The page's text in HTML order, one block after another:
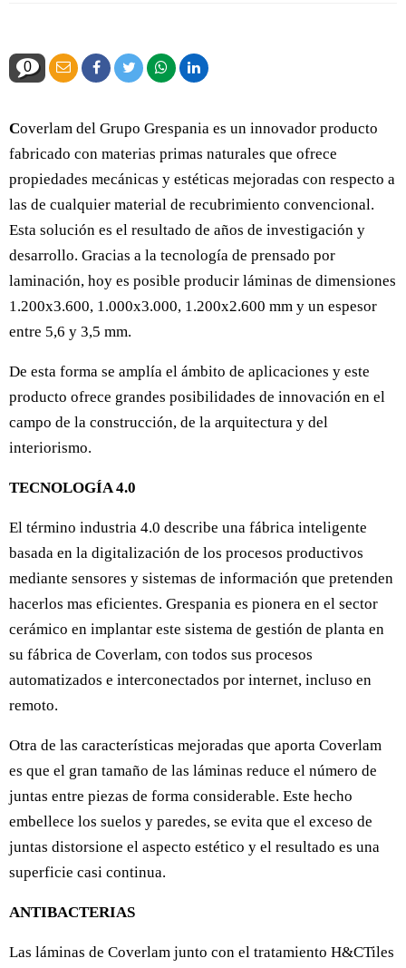
0
Coverlam del Grupo Grespania es un innovador producto
fabricado con materias primas naturales que ofrece
propiedades mecánicas y estéticas mejoradas con respecto a
las de cualquier material de recubrimiento convencional.
Esta solución es el resultado de años de investigación y
desarrollo. Gracias a la tecnología de prensado por
laminación, hoy es posible producir láminas de dimensiones
1.200x3.600, 1.000x3.000, 1.200x2.600 mm y un espesor
entre 5,6 y 3,5 mm.
De esta forma se amplía el ámbito de aplicaciones y este
producto ofrece grandes posibilidades de innovación en el
campo de la construcción, de la arquitectura y del
interiorismo.
TECNOLOGÍA 4.0
El término industria 4.0 describe una fábrica inteligente
basada en la digitalización de los procesos productivos
mediante sensores y sistemas de información que pretenden
hacerlos mas eficientes. Grespania es pionera en el sector
cerámico en implantar este sistema de gestión de planta en
su fábrica de Coverlam, con todos sus procesos
automatizados e interconectados por internet, incluso en
remoto.
Otra de las características mejoradas que aporta Coverlam
es que el gran tamaño de las láminas reduce el número de
juntas entre piezas de forma considerable. Este hecho
embellece los suelos y paredes, se evita que el exceso de
juntas distorsione el aspecto estético y el resultado es una
superficie casi continua.
ANTIBACTERIAS
Las láminas de Coverlam junto con el tratamiento H&CTiles